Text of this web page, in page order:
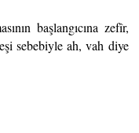
başlangıcına zefîr,
sebebiyle ah, vah diye